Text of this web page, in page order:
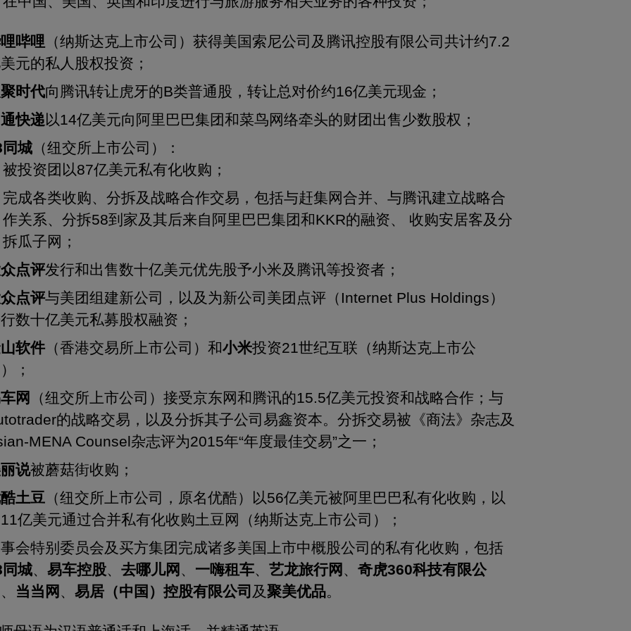
哔哩 （纳斯达克上市公司）获得美国索尼公司及腾讯控股有限公司共计约7.2
元的私人股权投资；
时代向腾讯转让虎牙的B类普通股，转让总对价约16亿美元现金；
快递 以14亿美元向阿里巴巴集团和菜鸟网络牵头的财团出售少数股权；
同城 （纽交所上市公司）：
被投资团以87亿美元私有化收购；
完成各类收购、分拆及战略合作交易，包括与赶集网合并、与腾讯建立战略合
作关系、分拆58到家及其后来自阿里巴巴集团和KKR的融资、 收购安居客及分
拆瓜子网；
点评发行和出售数十亿美元优先股予小米及腾讯等投资者；
点评与美团组建新公司，以及为新公司美团点评（Internet Plus Holdings）
数十亿美元私募股权融资；
软件 （香港交易所上市公司）和小米投资21世纪互联（纳斯达克上市公
；
网
（纽交所上市公司）接受京东网和腾讯的15.5亿美元投资和战略合作；与
的战略交易，以及分拆其子公司易鑫资本。分拆交易被《商法》杂志及
MENA Counsel杂志评为2015年“年度最佳交易”之一；
说被蘑菇街收购；
土豆 （纽交所上市公司，原名优酷）以56亿美元被阿里巴巴私有化收购，以
亿美元通过合并私有化收购土豆网（纳斯达克上市公司）；
会特别委员会及买方集团完成诸多美国上市中概股公司的私有化收购，包括
同城 、易车控股 、去哪儿网 一嗨租车 、艺龙旅行网 、奇虎360科技有限公
当当网 、易居（中国）控股有限公司 及聚美优品。